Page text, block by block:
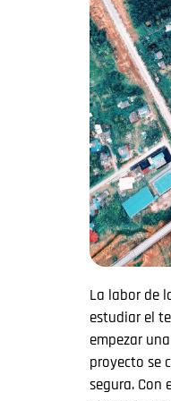
La labor de
estudiar el
empezar
proyecto se
segura. Con